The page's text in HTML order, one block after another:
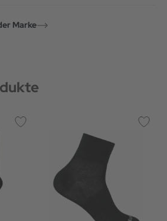
Marke